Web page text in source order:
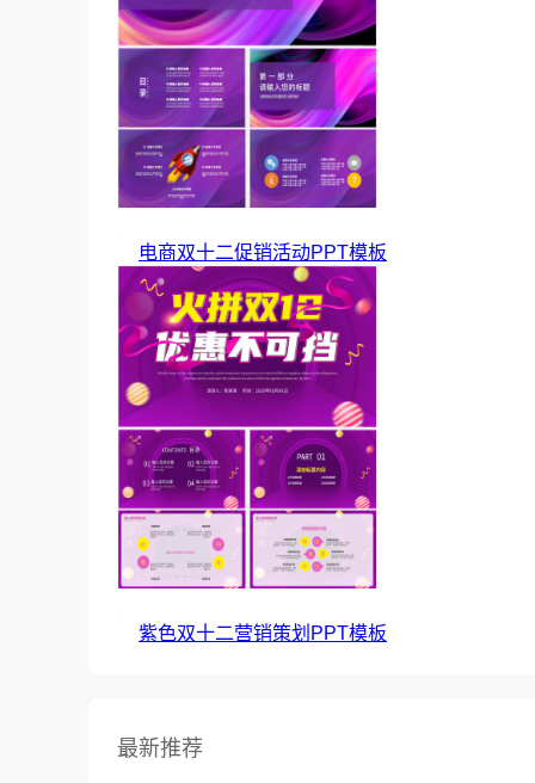
电商双十二促销活动PPT模板
紫色双十二营销策划PPT模板
最新推荐